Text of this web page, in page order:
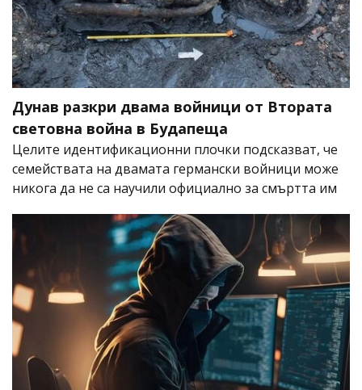
Дунав разкри двама войници от Втората
световна война в Будапеща
Целите идентификационни плочки подсказват, че
семействата на двамата германски войници може
никога да не са научили официално за смъртта им